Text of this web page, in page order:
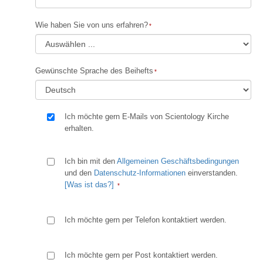
Wie haben Sie von uns erfahren?
Gewünschte Sprache des Beihefts
Ich möchte gern E-Mails von Scientology Kirche
erhalten.
Ich bin mit den Allgemeinen Geschäftsbedingungen
und den Datenschutz-Informationen einverstanden.
[Was ist das?]
Ich möchte gern per Telefon kontaktiert werden.
Ich möchte gern per Post kontaktiert werden.